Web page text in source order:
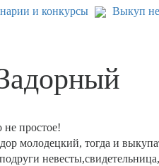
и конкурсы Выкуп
простое!
молодецкий, тогда и